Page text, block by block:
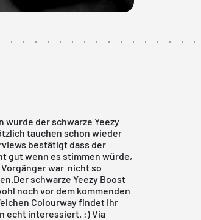
wurde der schwarze Yeezy
tauchen schon wieder
bestätigt dass der
gut wenn es stimmen würde,
war nicht so
schwarze Yeezy Boost
noch vor dem kommenden
Colourway findet ihr
echt interessiert. :)Via